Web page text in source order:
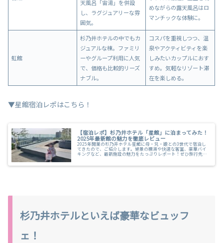
天風呂「宙湯」を併設
し、ラグジュアリーな雰
囲気。
めながらの露天風呂はロ
マンチックな体験に。
虹館
杉乃井ホテルの中でもカ
ジュアルな棟。ファミリ
ーやグループ利用に人気
で、価格も比較的リーズ
ナブル。
コスパを重視しつつ、温
泉やアクティビティを楽
しみたいカップルにおす
すめ。気軽なリゾート滞
在を楽しめる。
▼星館宿泊レポはこちら！
【宿泊レポ】杉乃井ホテル「星館」に泊まってみた！
2025年最新館の魅力を徹底レビュー
2025年開業の杉乃井ホテル星館に母・兄・娘との3世代で宿泊し
てきたので、ご紹介します。絶景の棚湯や快適な客室、豪華バイ
キングなど、最新施設の魅力をたっぷりレポート！ぜひ旅行先選
杉乃井ホテルといえば豪華なビュッフ
ェ！